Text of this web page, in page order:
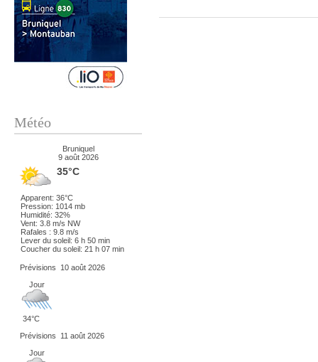
Météo
Bruniquel
9 août 2026
35°C
Apparent: 36°C
Pression: 1014 mb
Humidité: 32%
Vent: 3.8 m/s NW
Rafales : 9.8 m/s
Lever du soleil: 6 h 50 min
Coucher du soleil: 21 h 07 min
Prévisions
10 août 2026
Jour
34°C
Prévisions
11 août 2026
Jour